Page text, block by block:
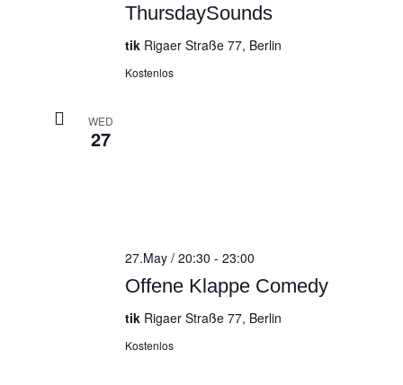
ThursdaySounds
tik Rigaer Straße 77, Berlin
Kostenlos
WED
27
Offene Klappe Comedy
27.May / 20:30 - 23:00
tik Rigaer Straße 77, Berlin
Kostenlos